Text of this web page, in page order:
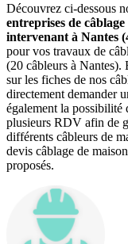
Découvrez ci-dessous
entreprises de
intervenant à Nantes
pour vos travaux de
(20 câbleurs à
sur les fiches de nos
directement demander
également la possibilité
plusieurs RDV afin de
différents câbleurs de
devis câblage de
proposés.